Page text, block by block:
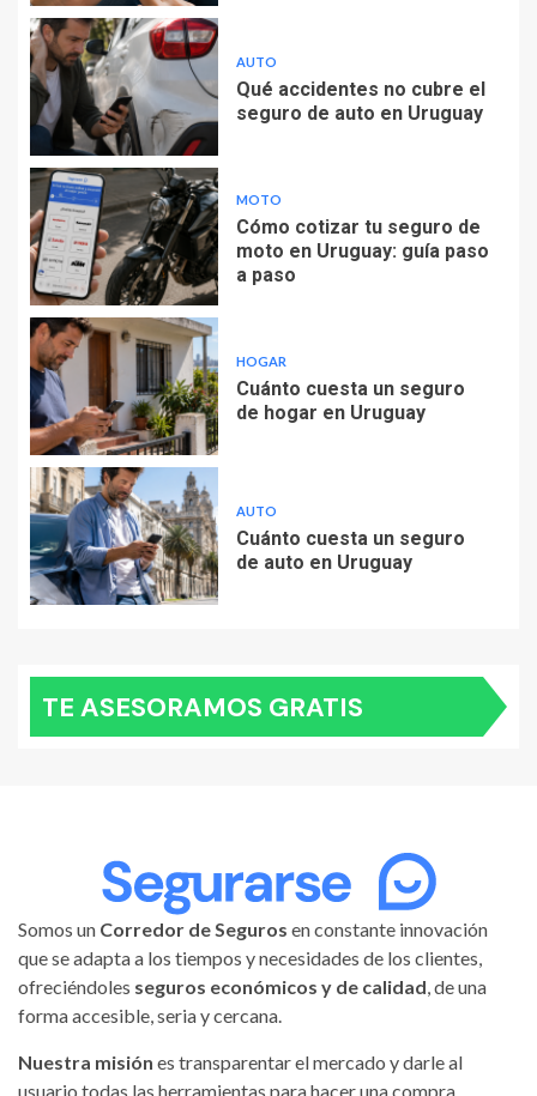
AUTO
Qué accidentes no cubre el
seguro de auto en Uruguay
MOTO
Cómo cotizar tu seguro de
moto en Uruguay: guía paso
a paso
HOGAR
Cuánto cuesta un seguro
de hogar en Uruguay
AUTO
Cuánto cuesta un seguro
de auto en Uruguay
TE ASESORAMOS GRATIS
Somos un Corredor de Seguros en constante innovación
que se adapta a los tiempos y necesidades de los clientes,
ofreciéndoles seguros económicos y de calidad, de una
forma accesible, seria y cercana.
Nuestra misión es transparentar el mercado y darle al
usuario todas las herramientas para hacer una compra